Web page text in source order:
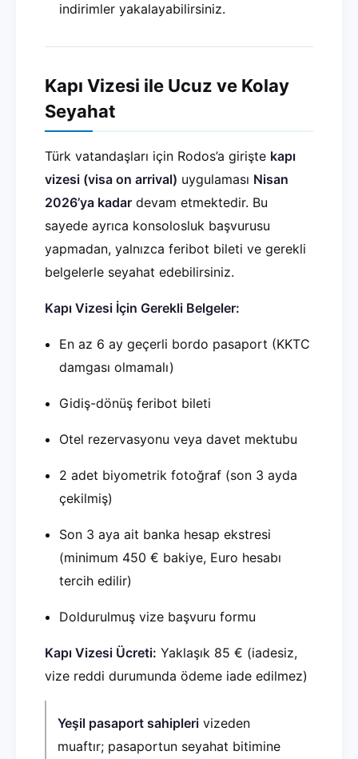
indirimler yakalayabilirsiniz.
Kapı Vizesi ile Ucuz ve Kolay
Seyahat
Türk vatandaşları için Rodos’a girişte kapı
vizesi (visa on arrival) uygulaması Nisan
2026’ya kadar devam etmektedir. Bu
sayede ayrıca konsolosluk başvurusu
yapmadan, yalnızca feribot bileti ve gerekli
belgelerle seyahat edebilirsiniz.
Kapı Vizesi İçin Gerekli Belgeler:
En az 6 ay geçerli bordo pasaport (KKTC
damgası olmamalı)
Gidiş-dönüş feribot bileti
Otel rezervasyonu veya davet mektubu
2 adet biyometrik fotoğraf (son 3 ayda
çekilmiş)
Son 3 aya ait banka hesap ekstresi
(minimum 450 € bakiye, Euro hesabı
tercih edilir)
Doldurulmuş vize başvuru formu
Kapı Vizesi Ücreti: Yaklaşık 85 € (iadesiz,
vize reddi durumunda ödeme iade edilmez)
Yeşil pasaport sahipleri vizeden
muaftır; pasaportun seyahat bitimine